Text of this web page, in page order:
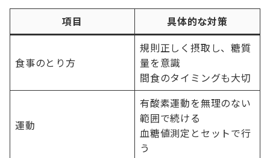
項目 具体的な対策
食事のとり方
規則正しく摂取し、糖質
量を意識
間食のタイミングも大切
運動
有酸素運動を無理のない
範囲で続ける
血糖値測定とセットで行
う